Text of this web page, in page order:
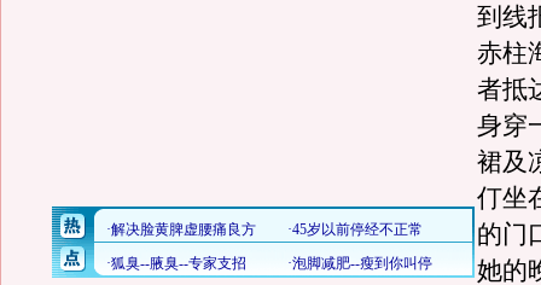
到线
赤柱
者抵
身穿
裙及
仃坐
的门
她的